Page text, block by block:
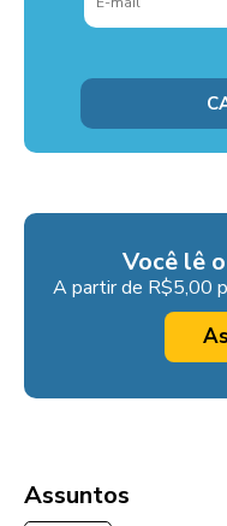
Você lê
A partir de R$5,00
Assuntos